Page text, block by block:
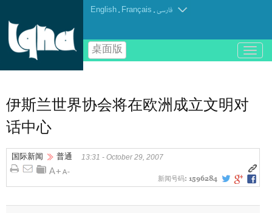
English . Français .فارسی
桌面版
باز
و
伊斯兰世界协会将在欧洲成立文明对
话中心
国际新闻 普通 13:31 - October 29, 2007
新闻号码: 1596284